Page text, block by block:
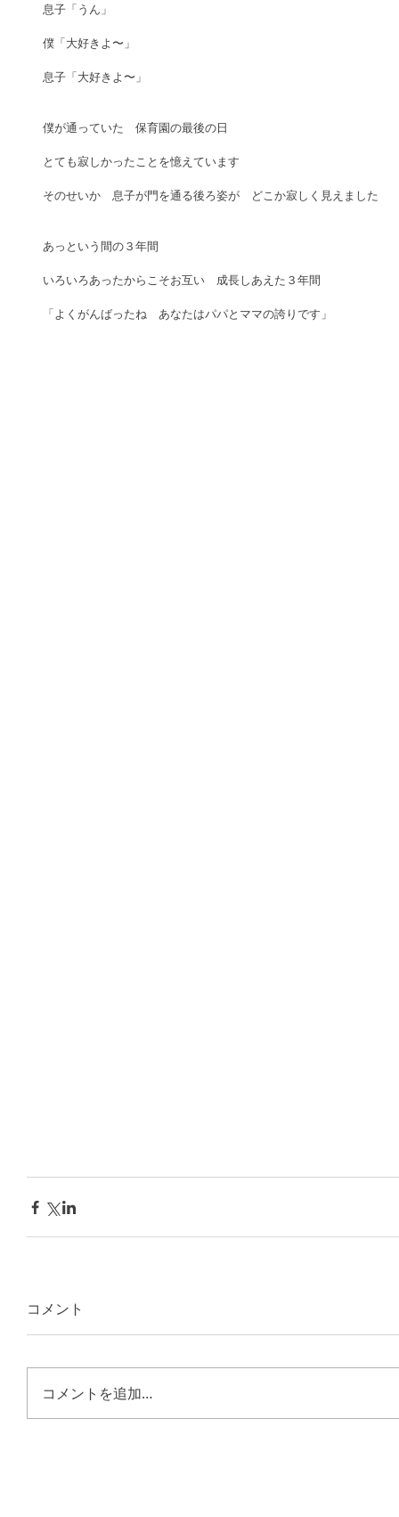
息子「うん」
僕「大好きよ〜」
息子「大好きよ〜」
僕が通っていた　保育園の最後の日
とても寂しかったことを憶えています
そのせいか　息子が門を通る後ろ姿が　どこか寂しく見えました
あっという間の３年間
いろいろあったからこそお互い　成長しあえた３年間
「よくがんばったね　あなたはパパとママの誇りです」
コメント
コメントを追加…